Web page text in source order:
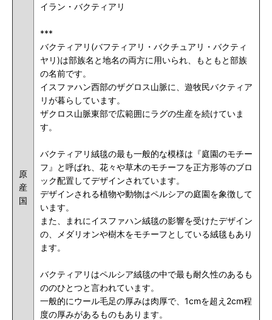
原
産
国
イラン・バクティアリ
***
バクティアリ(バフティアリ・バクチュアリ・バクティ
ヤリ)は部族名と地名の両方に用いられ、もともと部族
の名前です。
イスファハン西部のザグロス山脈に、遊牧民バクティア
リが暮らしています。
ザクロス山脈東部で広範囲にラグの生産を続けていま
す。
バクティアリ絨毯の最も一般的な模様は『庭園のモチー
フ』と呼ばれ、花々や草木のモチーフを正方形等のブロ
ック配置してデザインされています。
デザインされる植物や動物はペルシアの庭園を象徴して
います。
また、まれにイスファハン絨毯の影響を受けたデザイン
の、メダリオンや樹木をモチーフとしている絨毯もあり
ます。
バクティアリはペルシア絨毯の中で最も耐久性のあるも
ののひとつと言われています。
一般的にウール毛足の厚みは肉厚で、1cmを超え2cm程
度の厚みがあるものもあります。